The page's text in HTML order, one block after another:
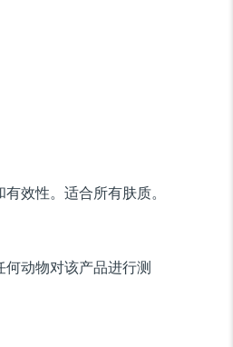
效性。适合所有肤质。
动物对该产品进行测